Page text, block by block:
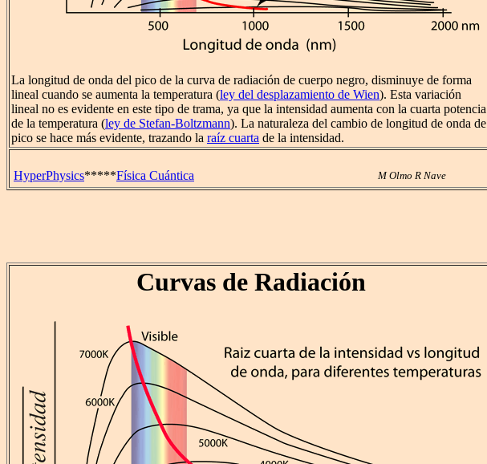
La longitud de onda del pico de la curva de radiación de cuerpo negro, disminuye de forma
lineal cuando se aumenta la temperatura (ley del desplazamiento de Wien). Esta variación
lineal no es evidente en este tipo de trama, ya que la intensidad aumenta con la cuarta potencia
de la temperatura (ley de Stefan-Boltzmann). La naturaleza del cambio de longitud de onda de
pico se hace más evidente, trazando la raíz cuarta de la intensidad.
HyperPhysics*****Física Cuántica M Olmo R Nave
Curvas de Radiación